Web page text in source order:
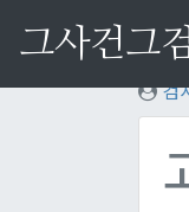
그사건그
검